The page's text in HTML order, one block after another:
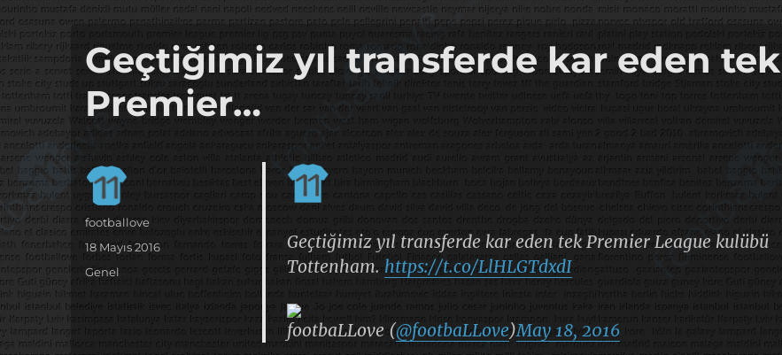
footbaLLove
it's the football, that's the football…
Geçtiğimiz yıl transferde kar eden tek
Premier…
Geçtiğimiz yıl transferde kar eden tek Premier League kulübü
Tottenham. https://t.co/LlHLGTdxdI
footbaLLove (@footbaLLove)May 18, 2016
Yazar
footballove
Yayın
tarihi
18 Mayıs 2016
Kategoriler
Genel